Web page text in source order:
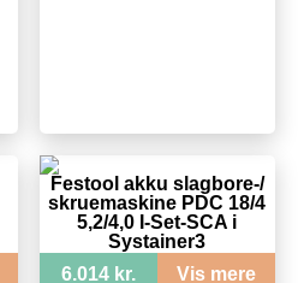
Festool akku slagbore-/
skruemaskine PDC 18/4
5,2/4,0 I-Set-SCA i
Systainer3
6.014 kr.
Vis mere